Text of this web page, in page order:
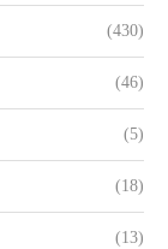
(430)
(46)
(5)
(18)
(13)